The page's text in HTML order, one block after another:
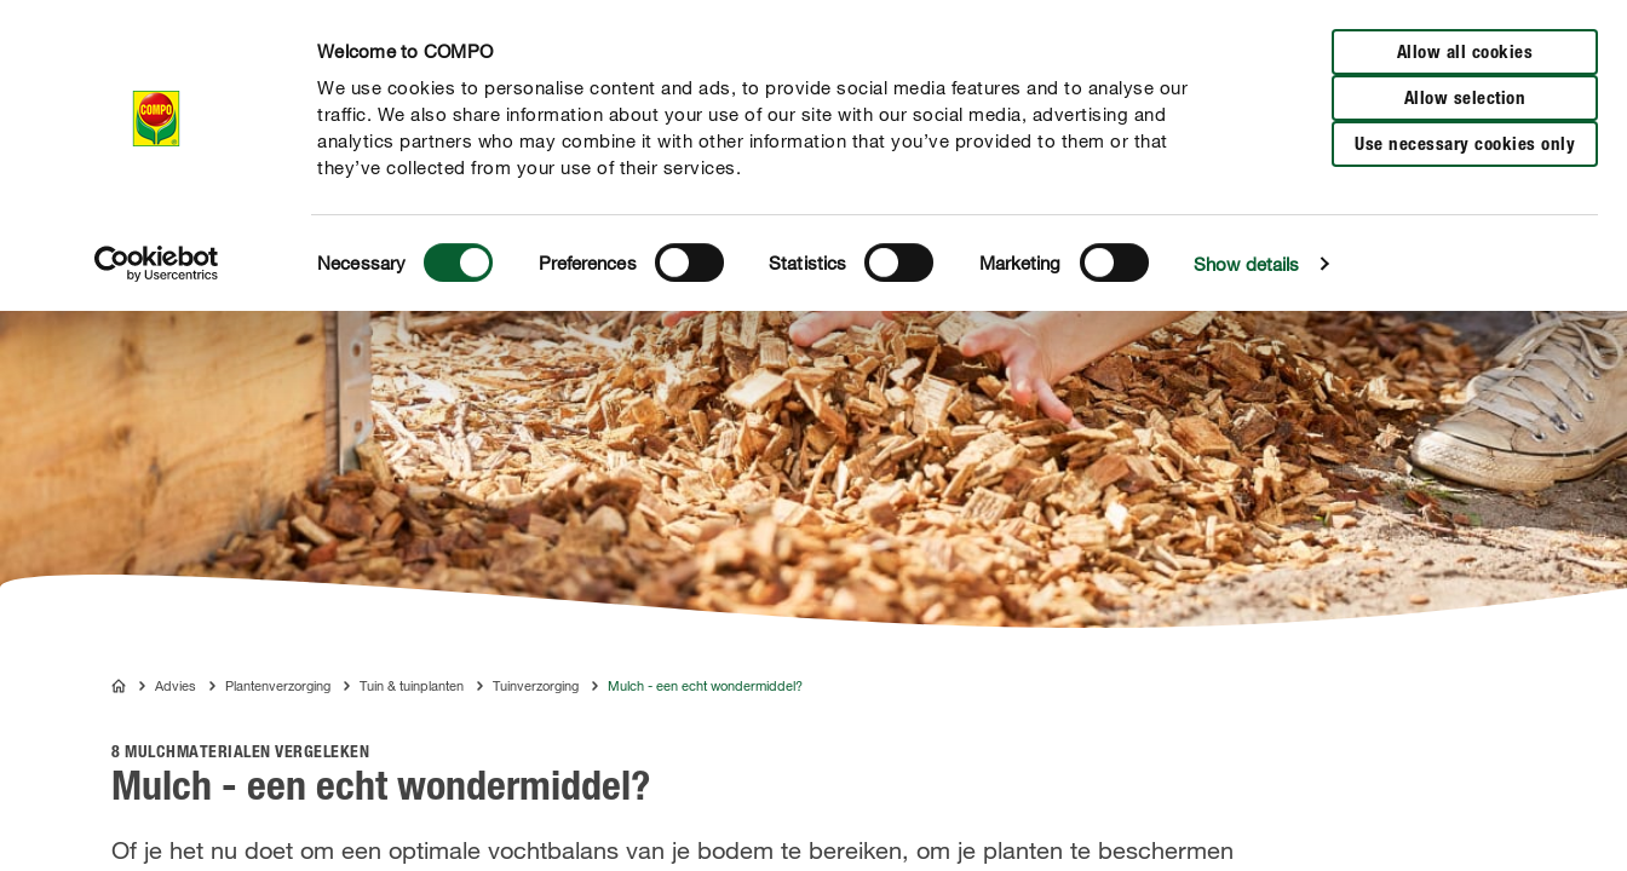
Welcome to COMPO
We use cookies to personalise content and ads, to provide social media features and to analyse our
traffic. We also share information about your use of our site with our social media, advertising and
analytics partners who may combine it with other information that you’ve provided to them or that
they’ve collected from your use of their services.
Selection
Necessary Preferences Statistics Marketing Show details
Allow all cookies
Allow selection
Use necessary cookies only
Verkooppunten
Producten Advies Thema's Tot je dienst Onderneming
COMPOAdvies Plantenverzorging Tuin & tuinplanten Tuinverzorging Mulch - een echt wondermiddel?
8 MULCHMATERIALEN VERGELEKEN
Mulch - een echt wondermiddel?
Of je het nu doet om een optimale vochtbalans van je bodem te bereiken, om je planten te beschermen